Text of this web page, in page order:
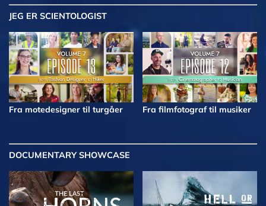
JEG ER SCIENTOLOGIST
Fra motedesigner til turgåer Fra filmfotograf til musiker
DOCUMENTARY SHOWCASE